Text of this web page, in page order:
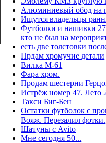
Алюминиевый обод на
Ищутся владельцы
Футболки и нашивки
кто не был на
есть две толстовки
Прдам хромучие детали
Вилка М-61
Фара хром.
Продам шестерни
Истрёж номер 47. Лето
Такси Биг-Бен
Остатки футболок с
Вояж. Перезалил фотки.
Шатуны с Avito
Мне сегодня 50...